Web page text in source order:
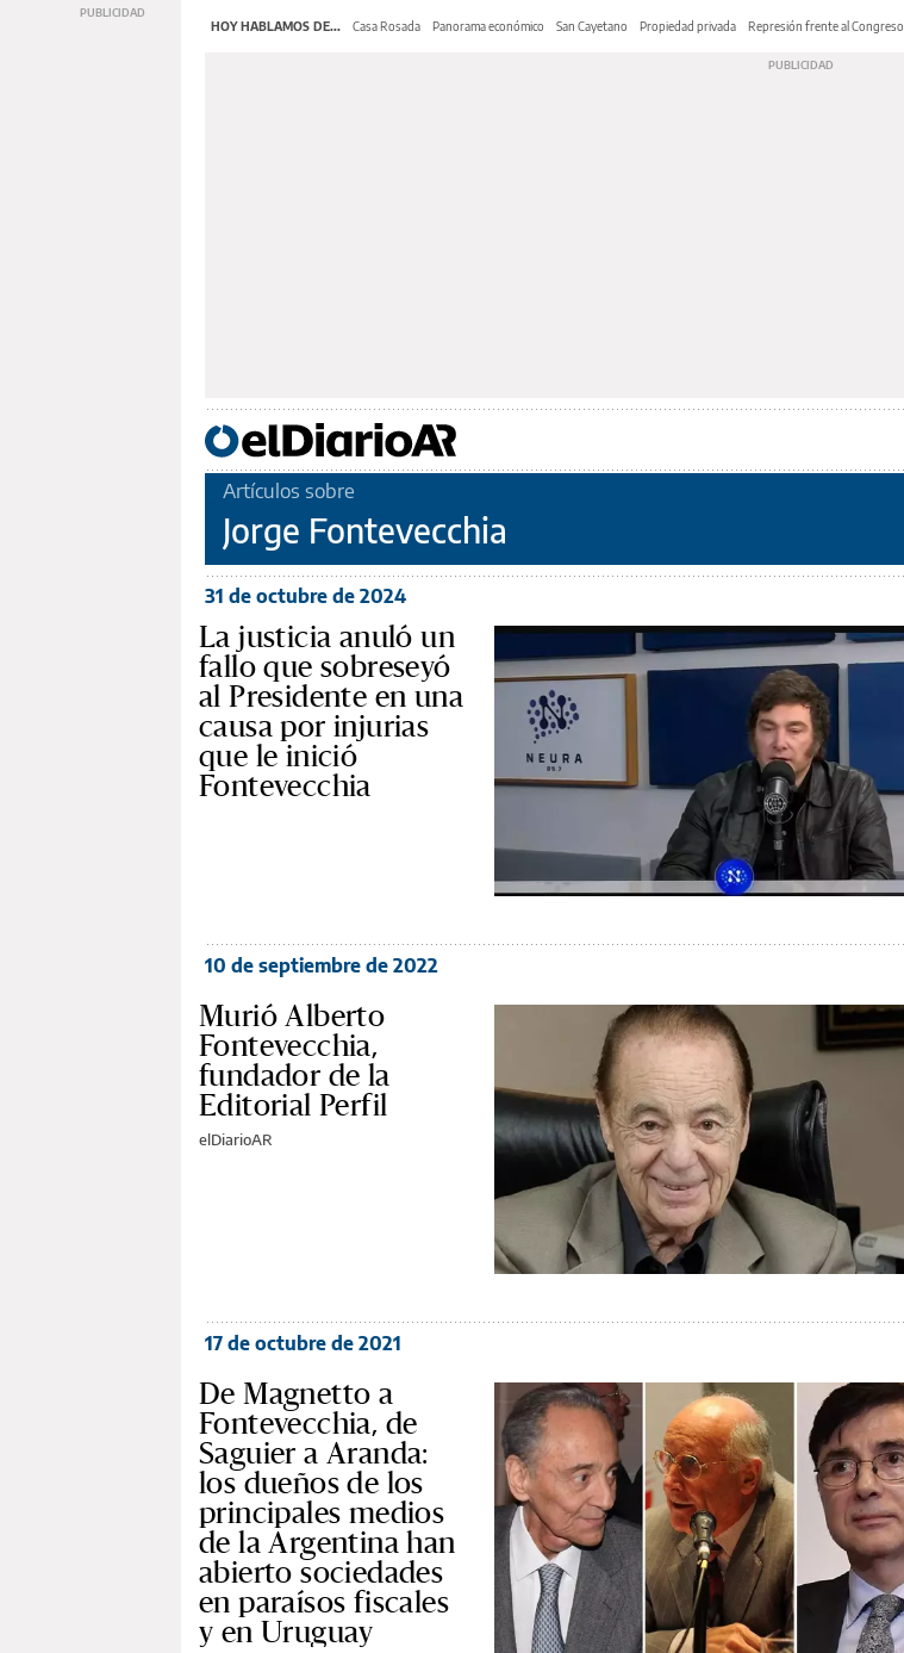
HOY HABLAMOS DE... Casa Rosada Panorama económico San Cayetano Propiedad privada Represión frente al Congreso
Artículos sobre
Jorge Fontevecchia
31 de octubre de 2024
La justicia anuló un
fallo que sobreseyó
al Presidente en una
causa por injurias
que le inició
Fontevecchia
10 de septiembre de 2022
Murió Alberto
Fontevecchia,
fundador de la
Editorial Perfil
elDiarioAR
17 de octubre de 2021
De Magnetto a
Fontevecchia, de
Saguier a Aranda:
los dueños de los
principales medios
de la Argentina han
abierto sociedades
en paraísos fiscales
y en Uruguay